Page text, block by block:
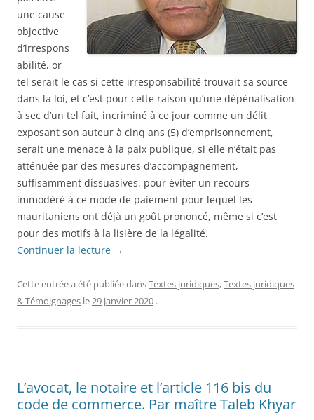
une cause
objective
d’irrespons
abilité, or
tel serait le cas si cette irresponsabilité trouvait sa source
dans la loi, et c’est pour cette raison qu’une dépénalisation
à sec d’un tel fait, incriminé à ce jour comme un délit
exposant son auteur à cinq ans (5) d’emprisonnement,
serait une menace à la paix publique, si elle n’était pas
atténuée par des mesures d’accompagnement,
suffisamment dissuasives, pour éviter un recours
immodéré à ce mode de paiement pour lequel les
mauritaniens ont déjà un goût prononcé, même si c’est
pour des motifs à la lisière de la légalité.
Continuer la lecture →
Cette entrée a été publiée dansTextes juridiques,Textes juridiques
& Témoignages le29 janvier 2020 .
L’avocat, le notaire et l’article 116 bis du
code de commerce. Par maître Taleb Khyar